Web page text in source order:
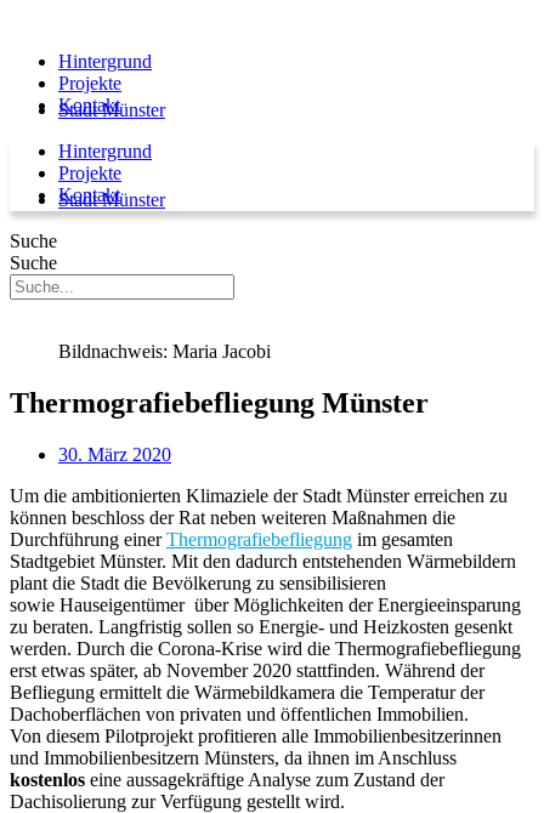
Hintergrund
Projekte
Kontakt
Stadt Münster
Hintergrund
Projekte
Kontakt
Stadt Münster
Suche
Suche
Bildnachweis: Maria Jacobi
Thermografiebefliegung Münster
30. März 2020
Um die ambitionierten Klimaziele der Stadt Münster erreichen zu
können beschloss der Rat neben weiteren Maßnahmen die
Durchführung einerThermografiebefliegung im gesamten
Stadtgebiet Münster. Mit den dadurch entstehenden Wärmebildern
plant die Stadt die Bevölkerung zu sensibilisieren
sowie Hauseigentümer über Möglichkeiten der Energieeinsparung
zu beraten. Langfristig sollen so Energie- und Heizkosten gesenkt
werden. Durch die Corona-Krise wird die Thermografiebefliegung
erst etwas später, ab November 2020 stattfinden. Während der
Befliegung ermittelt die Wärmebildkamera die Temperatur der
Dachoberflächen von privaten und öffentlichen Immobilien.
Von diesem Pilotprojekt profitieren alle Immobilienbesitzerinnen
und Immobilienbesitzern Münsters, da ihnen im Anschluss
kostenlos eine aussagekräftige Analyse zum Zustand der
Dachisolierung zur Verfügung gestellt wird.